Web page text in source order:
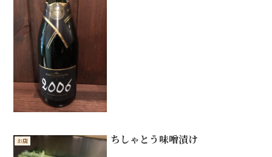
お店 ちしゃとう味噌漬け